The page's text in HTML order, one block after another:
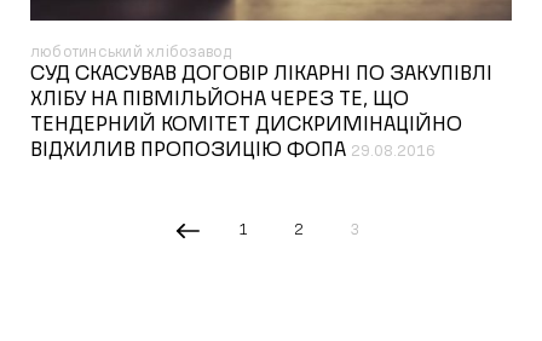
люботинський хлібозавод
СУД СКАСУВАВ ДОГОВІР ЛІКАРНІ ПО ЗАКУПІВЛІ
ХЛІБУ НА ПІВМІЛЬЙОНА ЧЕРЕЗ ТЕ, ЩО
ТЕНДЕРНИЙ КОМІТЕТ ДИСКРИМІНАЦІЙНО
ВІДХИЛИВ ПРОПОЗИЦІЮ ФОПА 29.08.2016
1 2 3